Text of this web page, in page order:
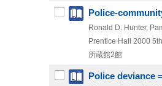
Police-
Ronald D. Hunter,
Prentice Hall
2000
所蔵館2館
Police deviance